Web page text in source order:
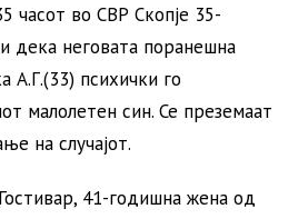
часот во СВР Скопје 35-
дека неговата поранешна
А.Г.(33) психички го
малолетен син. Се преземаат
на случајот.
41-годишна жена од